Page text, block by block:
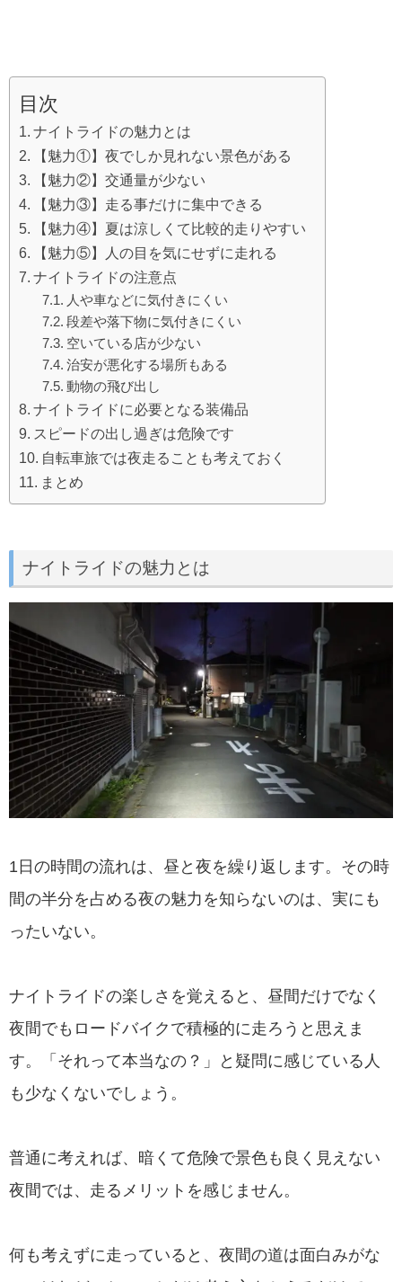
目次
ナイトライドの魅力とは
【魅力①】夜でしか見れない景色がある
【魅力②】交通量が少ない
【魅力③】走る事だけに集中できる
【魅力④】夏は涼しくて比較的走りやすい
【魅力⑤】人の目を気にせずに走れる
ナイトライドの注意点
人や車などに気付きにくい
段差や落下物に気付きにくい
空いている店が少ない
治安が悪化する場所もある
動物の飛び出し
ナイトライドに必要となる装備品
スピードの出し過ぎは危険です
自転車旅では夜走ることも考えておく
まとめ
ナイトライドの魅力とは
1日の時間の流れは、昼と夜を繰り返します。その時
間の半分を占める夜の魅力を知らないのは、実にも
ったいない。
ナイトライドの楽しさを覚えると、昼間だけでなく
夜間でもロードバイクで積極的に走ろうと思えま
す。「それって本当なの？」と疑問に感じている人
も少なくないでしょう。
普通に考えれば、暗くて危険で景色も良く見えない
夜間では、走るメリットを感じません。
何も考えずに走っていると、夜間の道は面白みがな